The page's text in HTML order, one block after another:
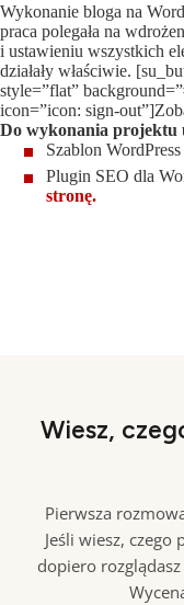
Wykonanie bloga na
praca polegała na
i ustawieniu wszystkich
działały właściwie.
style=”flat”
icon=”icon: sign-
Do wykonania projektu
Szablon
Plugin SEO dla
stronę.
Wiesz,
Pierwsza
Jeśli wiesz,
dopiero